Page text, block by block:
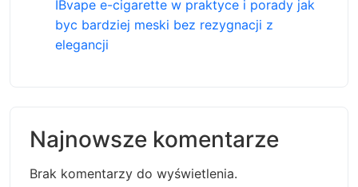
IBvape e-cigarette w praktyce i porady jak
byc bardziej meski bez rezygnacji z
elegancji
Najnowsze komentarze
Brak komentarzy do wyświetlenia.